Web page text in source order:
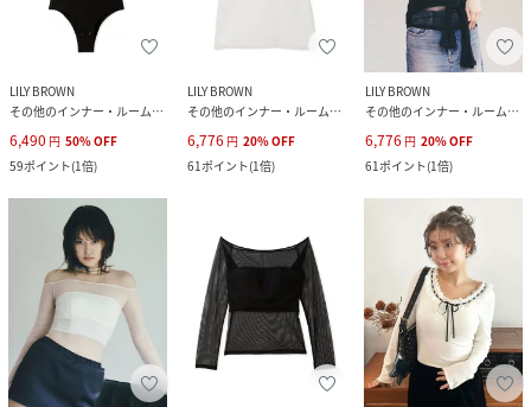
LILY BROWN
その他のインナー・ルームウェア
6,490 円 50%OFF
59ポイント(1倍)
LILY BROWN
その他のインナー・ルームウェア
6,776 円 20%OFF
61ポイント(1倍)
LILY BROWN
その他のインナー・ルームウェア
6,776 円 20%OFF
61ポイント(1倍)